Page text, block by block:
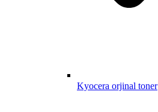
Kyocera orjinal toner